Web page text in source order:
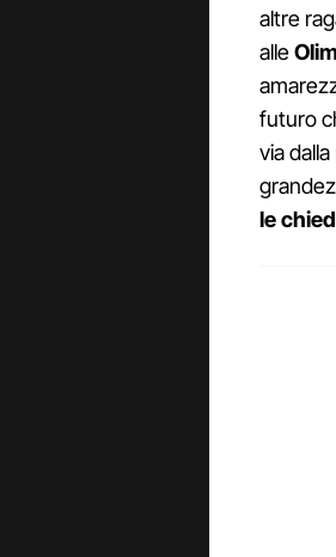
altre
alle
futuro
via
le